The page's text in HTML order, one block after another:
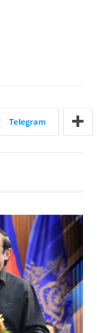
Telegram